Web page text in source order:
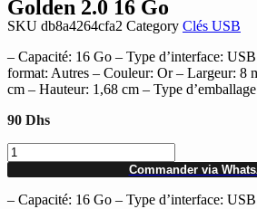
Golden 2.0 16 Go
SKU db8a4264cfa2 Category Clés USB
– Capacité: 16 Go – Type d’interface:
format: Autres – Couleur: Or – Largeur: 8
cm – Hauteur: 1,68 cm – Type
90 Dhs
quantité
de
CLE
USB
Commander via
– Capacité: 16 Go – Type d’interface: